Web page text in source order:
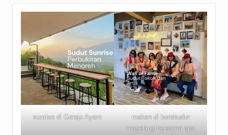
sunrise di Gereja Ayam
makan di borobudur
magelang bersama opa